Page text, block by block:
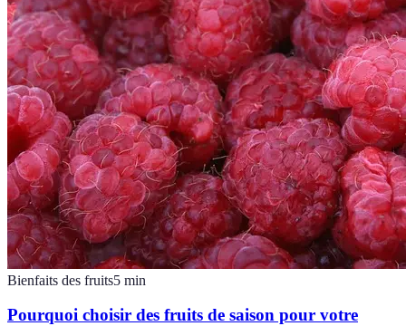
Bienfaits des fruits5 min
Pourquoi choisir des fruits de saison pour votre